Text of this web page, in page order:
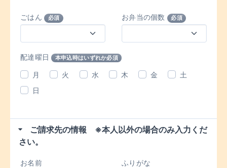
ごはん 必須 お弁当の個数 必須
配達曜日 本申込時はいずれか必須
月 火 水 木 金
土
日
ご請求先の情報 ※本人以外の場合のみ入力くだ
さい。
お名前 ふりがな